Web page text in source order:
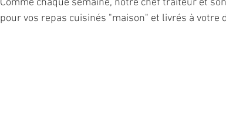
Comme chaque semaine, notre chef traiteur et
pour vos repas cuisinés "maison" et livrés à votre